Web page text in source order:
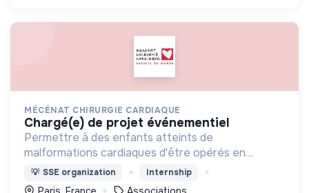
MÉCÉNAT CHIRURGIE CARDIAQUE
chargé(e) de projet événementiel
Permettre à des enfants atteints de
malformations cardiaques d'être opérés en
France, en Suisse ou en Belgique lorsque cela est
impossible dans leur pays faute de moyens
💡 SSE organization Internship